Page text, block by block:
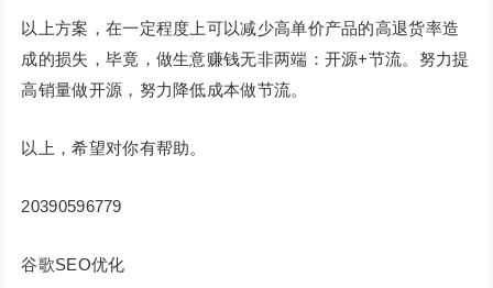
以上方案，在一定程度上可以减少高单价产品的高退货率造
成的损失，毕竟，做生意赚钱无非两端：开源+节流。努力提
高销量做开源，努力降低成本做节流。
以上，希望对你有帮助。
20390596779
谷歌SEO优化